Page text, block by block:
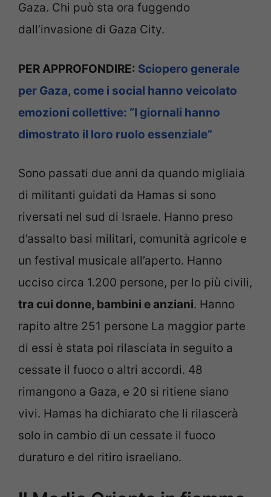
Gaza. Chi può sta ora fuggendo
dall’invasione di Gaza City.
PER APPROFONDIRE: Sciopero generale
per Gaza, come i social hanno veicolato
emozioni collettive: “I giornali hanno
dimostrato il loro ruolo essenziale”
Sono passati due anni da quando migliaia
di militanti guidati da Hamas si sono
riversati nel sud di Israele. Hanno preso
d’assalto basi militari, comunità agricole e
un festival musicale all’aperto. Hanno
ucciso circa 1.200 persone, per lo più civili,
tra cui donne, bambini e anziani. Hanno
rapito altre 251 persone La maggior parte
di essi è stata poi rilasciata in seguito a
cessate il fuoco o altri accordi. 48
rimangono a Gaza, e 20 si ritiene siano
vivi. Hamas ha dichiarato che li rilascerà
solo in cambio di un cessate il fuoco
duraturo e del ritiro israeliano.